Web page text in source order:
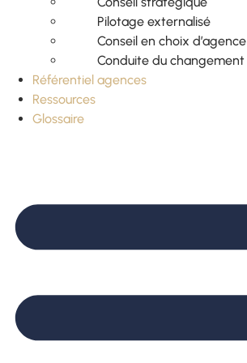
Pilotage externalisé
Conseil en choix d’agence
Conduite du changement
Référentiel agences
Ressources
Glossaire